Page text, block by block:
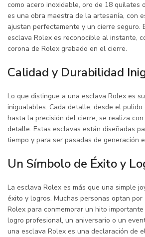
como acero inoxidable, oro de 18 quilates
es una obra maestra de la artesanía, con
ajustan perfectamente y un cierre seguro.
esclava Rolex es reconocible al instante,
corona de Rolex grabado en el cierre.
Calidad y Durabilidad
Lo que distingue a una esclava Rolex es
inigualables. Cada detalle, desde el
hasta la precisión del cierre, se realiza
detalle. Estas esclavas están diseñadas
tiempo y para ser pasadas de generación
Un Símbolo de Éxito y
La esclava Rolex es más que una simple
éxito y logros. Muchas personas optan
Rolex para conmemorar un hito
logro profesional, un aniversario o un
una esclava Rolex es una declaración de